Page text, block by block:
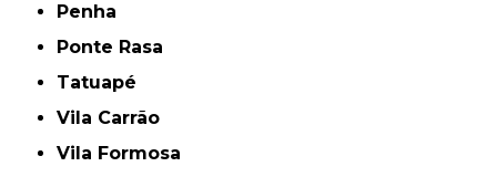
Penha
Ponte Rasa
Tatuapé
Vila Carrão
Vila Formosa